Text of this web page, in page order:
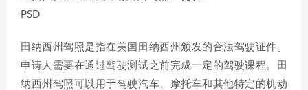
田纳西州驾照是指在美国田纳西州颁发的合法驾驶证件。
申请人需要在通过驾驶测试之前完成一定的驾驶课程。田
纳西州驾照可以用于驾驶汽车、摩托车和其他特定的机动